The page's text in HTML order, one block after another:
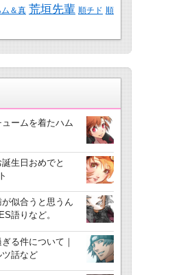
＆真 荒垣先輩 順チド 順
ームを着たハム
生日おめでと
似合うと思うん
語りなど。
る件について｜
ツ話など